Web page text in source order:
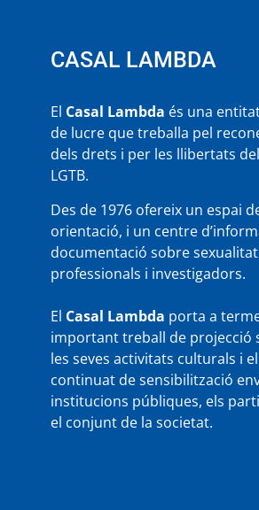
CASAL LAMBDA
El Casal Lambda és una
de lucre que treballa pel
dels drets i per les llibertats del
LGTB.
Des de 1976 ofereix un espai
orientació, i un centre
documentació sobre
professionals i investigadors.
El Casal Lambda porta a
important treball de projecció
les seves activitats culturals i
continuat de sensibilització
institucions públiques, els
el conjunt de la societat.